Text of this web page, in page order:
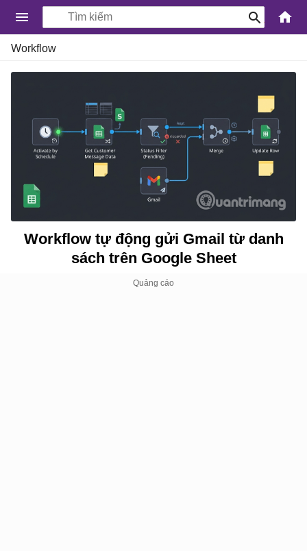
-
Thức
Khoa
Học
sống
Workflow
Workflow tự động gửi Gmail từ danh
sách trên Google Sheet